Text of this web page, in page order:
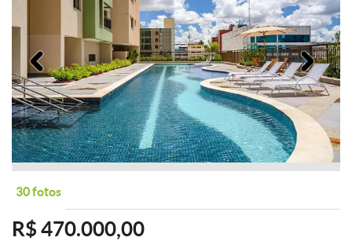
Anterior
30 fotos
R$ 470.000,00